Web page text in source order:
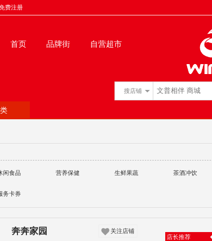
费注册
首页 品牌街 自营超市
搜店铺
闲食品 营养保健 生鲜果蔬 茶酒冲饮
务卡券
奔奔家园 关注店铺
店长推荐